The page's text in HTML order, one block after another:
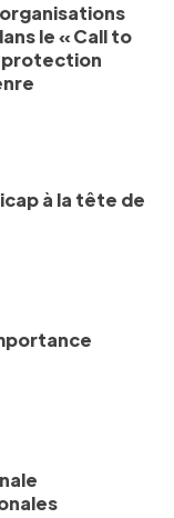
le « Call to
protection
à la tête de